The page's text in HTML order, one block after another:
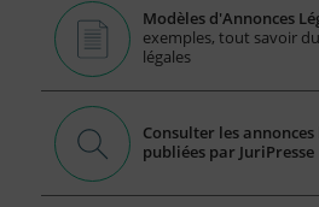
Modèles d'Annonces
exemples, tout savoir
légales
Consulter les
publiées par JuriPresse